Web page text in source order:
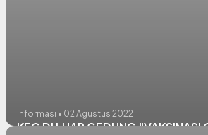
Informasi • 02 Agustus 2022
KEG DI LUAR GEDUNG "VAKSINASI